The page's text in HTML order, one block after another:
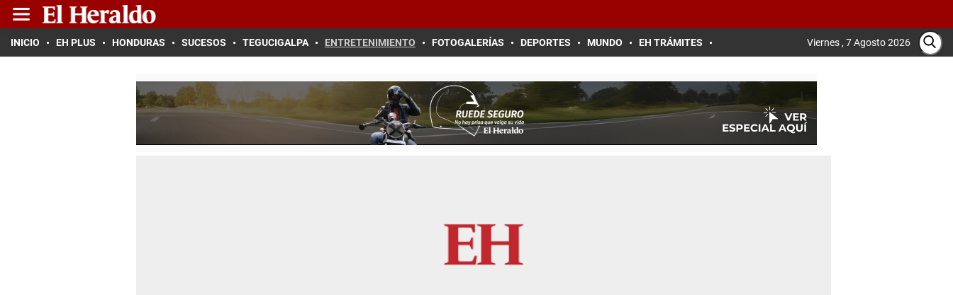
INICIO EH PLUS HONDURAS SUCESOS TEGUCIGALPA ENTRETENIMIENTO FOTOGALERÍAS DEPORTES MUNDO EH TRÁMITES Viernes , 7 Agosto 2026